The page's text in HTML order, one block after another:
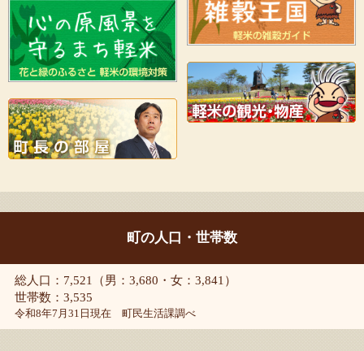
町の人口・世帯数
総人口：7,521（男：3,680・女：3,841）
世帯数：3,535
令和8年7月31日現在 町民生活課調べ